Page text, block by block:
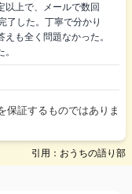
以上で、メールで数回
了した。丁寧で分かり
も全く問題なかった。
保証するものではありま
引用：おうちの語り部